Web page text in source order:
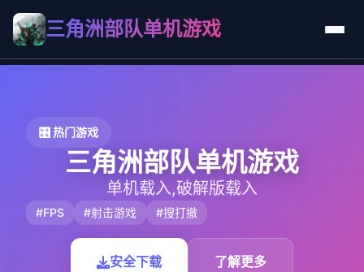
三角洲部队单机游戏
🎛️ 热门游戏
三角洲部队单机游戏
单机载入,破解版载入
#FPS #射击游戏 #搜打撤
安全下载 了解更多